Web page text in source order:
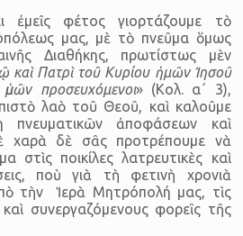
ἐμεῖς φέτος γιορτάζουμε τὸ
μας, μὲ τὸ πνεῦμα ὅμως
Δια­θήκης, πρωτίστως μὲν
καὶ Πατρὶ τοῦ Κυρίου ἡμῶν Ἰησοῦ
προσευχόμενοι» (Κολ. α΄ 3),
λαὸ τοῦ Θεοῦ, καὶ καλοῦμε
πνευματικῶν ἀποφάσεων καὶ
χαρὰ δὲ σᾶς προ­τρέπουμε νὰ
στὶς ποικίλες λατρευ­τικὲς καὶ
ποὺ γιὰ τὴ φετινὴ χρονιὰ
τὴν Ἱερὰ Μητρό­πολή μας, τὶς
συνεργαζόμενους φορεῖς τῆς